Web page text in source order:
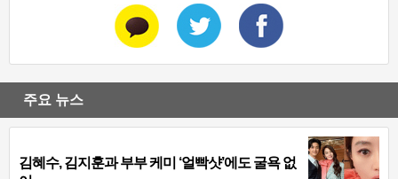
주요 뉴스
김혜수, 김지훈과 부부 케미 ‘얼빡샷’에도 굴욕 없